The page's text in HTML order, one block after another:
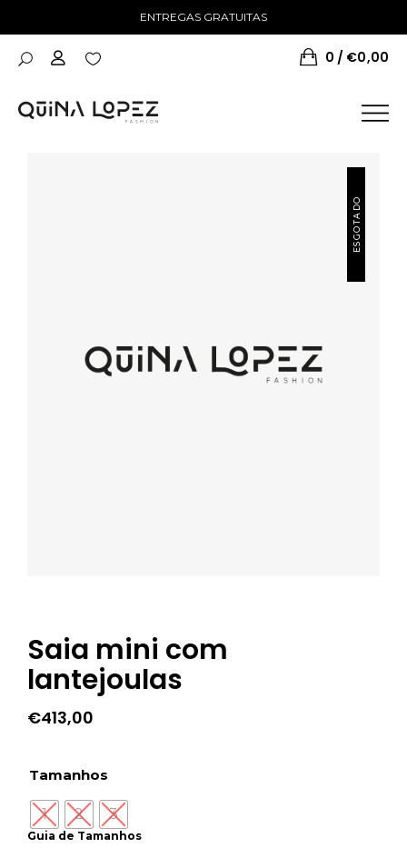
ENTREGAS GRATUITAS
0 €0,00
ESGOTADO
Saia mini com
lantejoulas
€413,00
Guia de Tamanhos
Tamanhos
1 2 3